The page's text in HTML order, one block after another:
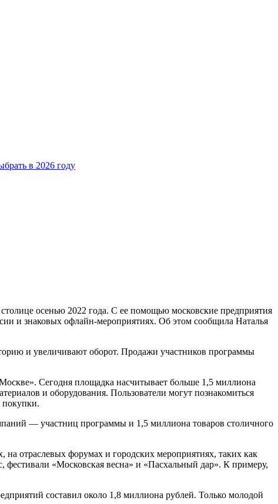
в 2026 году
осенью 2022 года. С ее помощью московские предприятия
и знаковых офлайн-мероприятиях. Об этом сообщила Наталья
и увеличивают оборот. Продажи участников программы
Сегодня площадка насчитывает больше 1,5 миллиона
и оборудования. Пользователи могут познакомиться
покупки.
— участниц программы и 1,5 миллиона товаров столичного
отраслевых форумах и городских мероприятиях, таких как
фестивали «Московская весна» и «Пасхальный дар». К примеру,
составил около 1,8 миллиона рублей. Только молодой